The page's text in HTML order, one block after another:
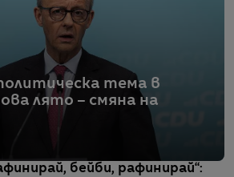
тема в
лято – смяна на
бейби, рафинирай“: